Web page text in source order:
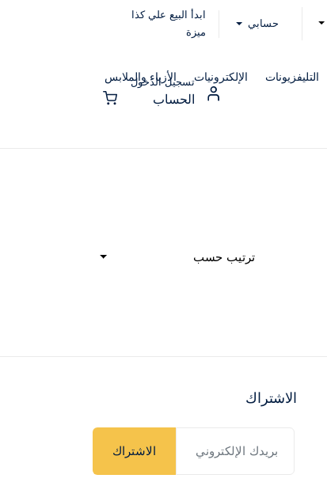
حسابي
ابدأ البيع علي كذا
ميزة
التليفزيونات الإلكترونيات الأزياء والملابس
تسجيل الدخول
الحساب
ترتيب حسب
الاشتراك
الاشتراك